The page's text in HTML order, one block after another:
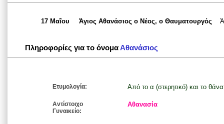
17 Μαΐου Άγιος Αθανάσιος ο Νέος, ο Θαυματουργός
Πληροφορίες για το όνομαΑθανάσιος
Ετυμολογία: Από το α (στερητικό) και το
Αντίστοιχο
Γυναικείο:
Αθανασία